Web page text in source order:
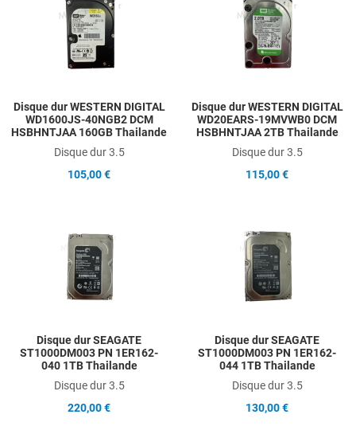
Add to Compare
Disque dur WESTERN DIGITAL
WD1600JS-40NGB2 DCM
HSBHNTJAA 160GB Thailande
Disque dur 3.5
105,00 €
Disque dur WESTERN DIGITAL
WD20EARS-19MVWB0 DCM
HSBHNTJAA 2TB Thailande
Disque dur 3.5
115,00 €
Add to Compare
Disque dur SEAGATE
ST1000DM003 PN 1ER162-
040 1TB Thailande
Disque dur 3.5
220,00 €
Disque dur SEAGATE
ST1000DM003 PN 1ER162-
044 1TB Thailande
Disque dur 3.5
130,00 €